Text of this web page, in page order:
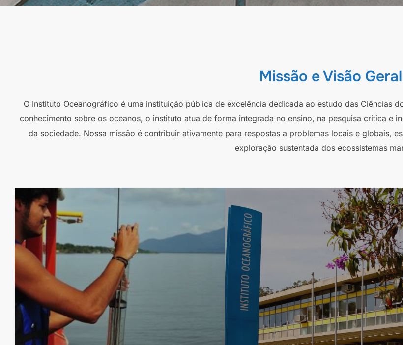
Missão e Visão Geral
O Instituto Oceanográfico é uma instituição pública de excelência dedicada ao estudo das Ciências
conhecimento sobre os oceanos, o instituto atua de forma integrada no ensino, na pesquisa crítica e
da sociedade. Nossa missão é contribuir ativamente para respostas a problemas locais e globais,
exploração sustentada dos ecossistemas